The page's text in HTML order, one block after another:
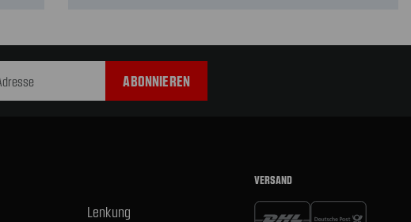
Lenkung
VERSAND